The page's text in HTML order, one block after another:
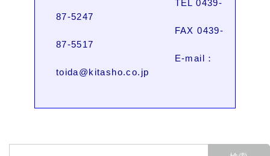
TEL 0439-
87-5247
FAX 0439-
87-5517
E-mail：
toida@kitasho.co.jp